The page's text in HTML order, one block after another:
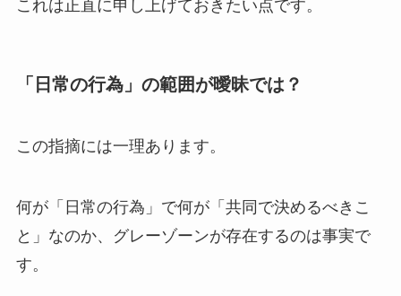
これは正直に申し上げておきたい点です。
「日常の行為」の範囲が曖昧では？
この指摘には一理あります。
何が「日常の行為」で何が「共同で決めるべきこ
と」なのか、グレーゾーンが存在するのは事実で
す。